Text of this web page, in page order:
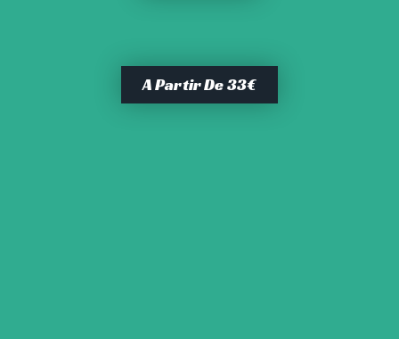
A Partir De 33€